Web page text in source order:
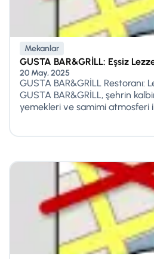
Mekanlar
GUSTA BAR&GRİLL: Eşsiz
20 May, 2025
GUSTA BAR&GRİLL Restoranı:
GUSTA BAR&GRİLL, şehrin
yemekleri ve samimi atmosferi